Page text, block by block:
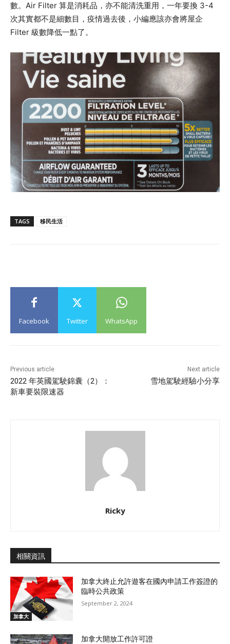
數。Air Filter 算是消耗品，亦不能清洗重用，一年要換 3-4
次其實都不是細數目，疫情過去後，小編應該亦會將屋企
Filter 級數降低一點了。
TAGS 移民生活
Facebook Twitter WhatsApp
Previous article
2022 年英國駕駛錦囊（2）：
新車要裝限速器
Next article
雪地駕駛經驗小分享
Ricky
相關資訊
加拿大
加拿大終止允許遊客在國內申請工作簽證的
臨時公共政策
September 2, 2024
加拿大開放工作許可證